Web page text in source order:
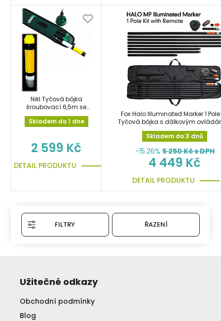
Nikl Tyčová bójka
šroubovací 6,5m se
zátěží a obalem
Skladem do 1 dne
2 599 Kč
DETAIL PRODUKTU
Fox Halo Illuminated Marker 1 Pole
Tyčová bójka s dálkovým
Skladem do 3 dnů
-15.26% 5 250Kč s DPH
4 449 Kč
DETAIL PRODUKTU
FILTRY ŘAZENÍ
Užitečné odkazy
Obchodní podmínky
Blog